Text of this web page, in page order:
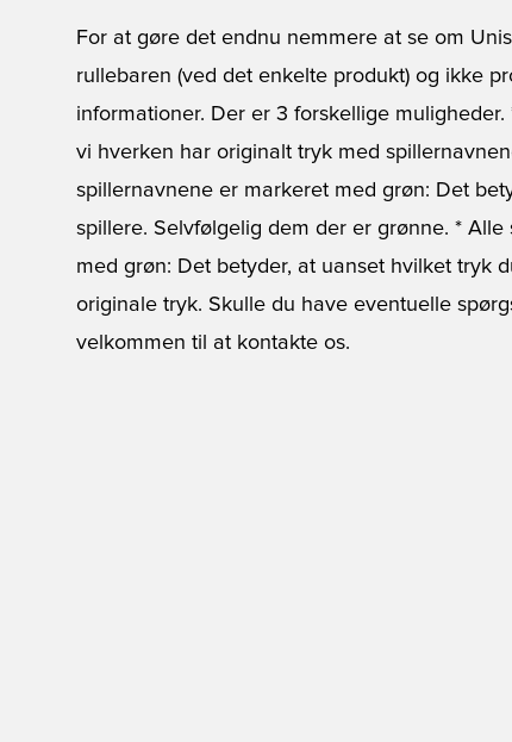
For at gøre det endnu nemmere at se om
rullebaren (ved det enkelte produkt) og ikke
informationer. Der er 3 forskellige
vi hverken har originalt tryk med
spillernavnene er markeret med grøn: Det
spillere. Selvfølgelig dem der er grønne. *
med grøn: Det betyder, at uanset hvilket tryk
originale tryk. Skulle du have eventuelle
velkommen til at kontakte os.